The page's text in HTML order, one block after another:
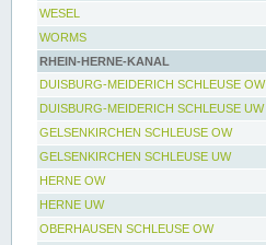
WESEL
WORMS
RHEIN-HERNE-KANAL
DUISBURG-MEIDERICH SCHLEUSE OW
DUISBURG-MEIDERICH SCHLEUSE UW
GELSENKIRCHEN SCHLEUSE OW
GELSENKIRCHEN SCHLEUSE UW
HERNE OW
HERNE UW
OBERHAUSEN SCHLEUSE OW